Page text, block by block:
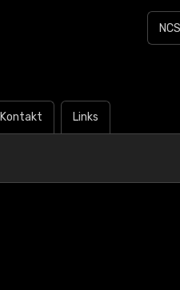
Kontakt Links